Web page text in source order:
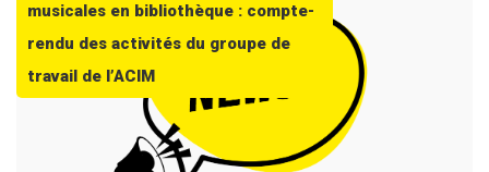
musicales en bibliothèque : compte-
rendu des activités du groupe de
travail de l’ACIM